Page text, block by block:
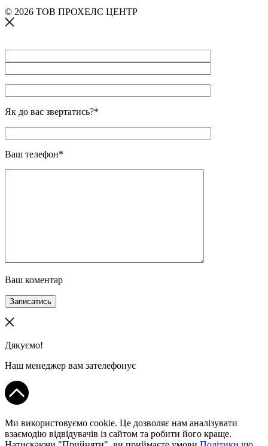
© 2026 ТОВ ПРОХЕЛС ЦЕНТР
Як до вас звертатись?*
Ваш телефон*
Ваш коментар
Записатись
Дякуємо!
Наш менеджер вам зателефонує
Ми використовуємо cookie. Це дозволяє нам аналізувати
взаємодію відвідувачів із сайтом та робити його краще.